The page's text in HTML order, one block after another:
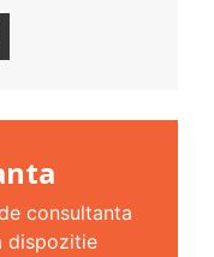
consultanta
dispozitie